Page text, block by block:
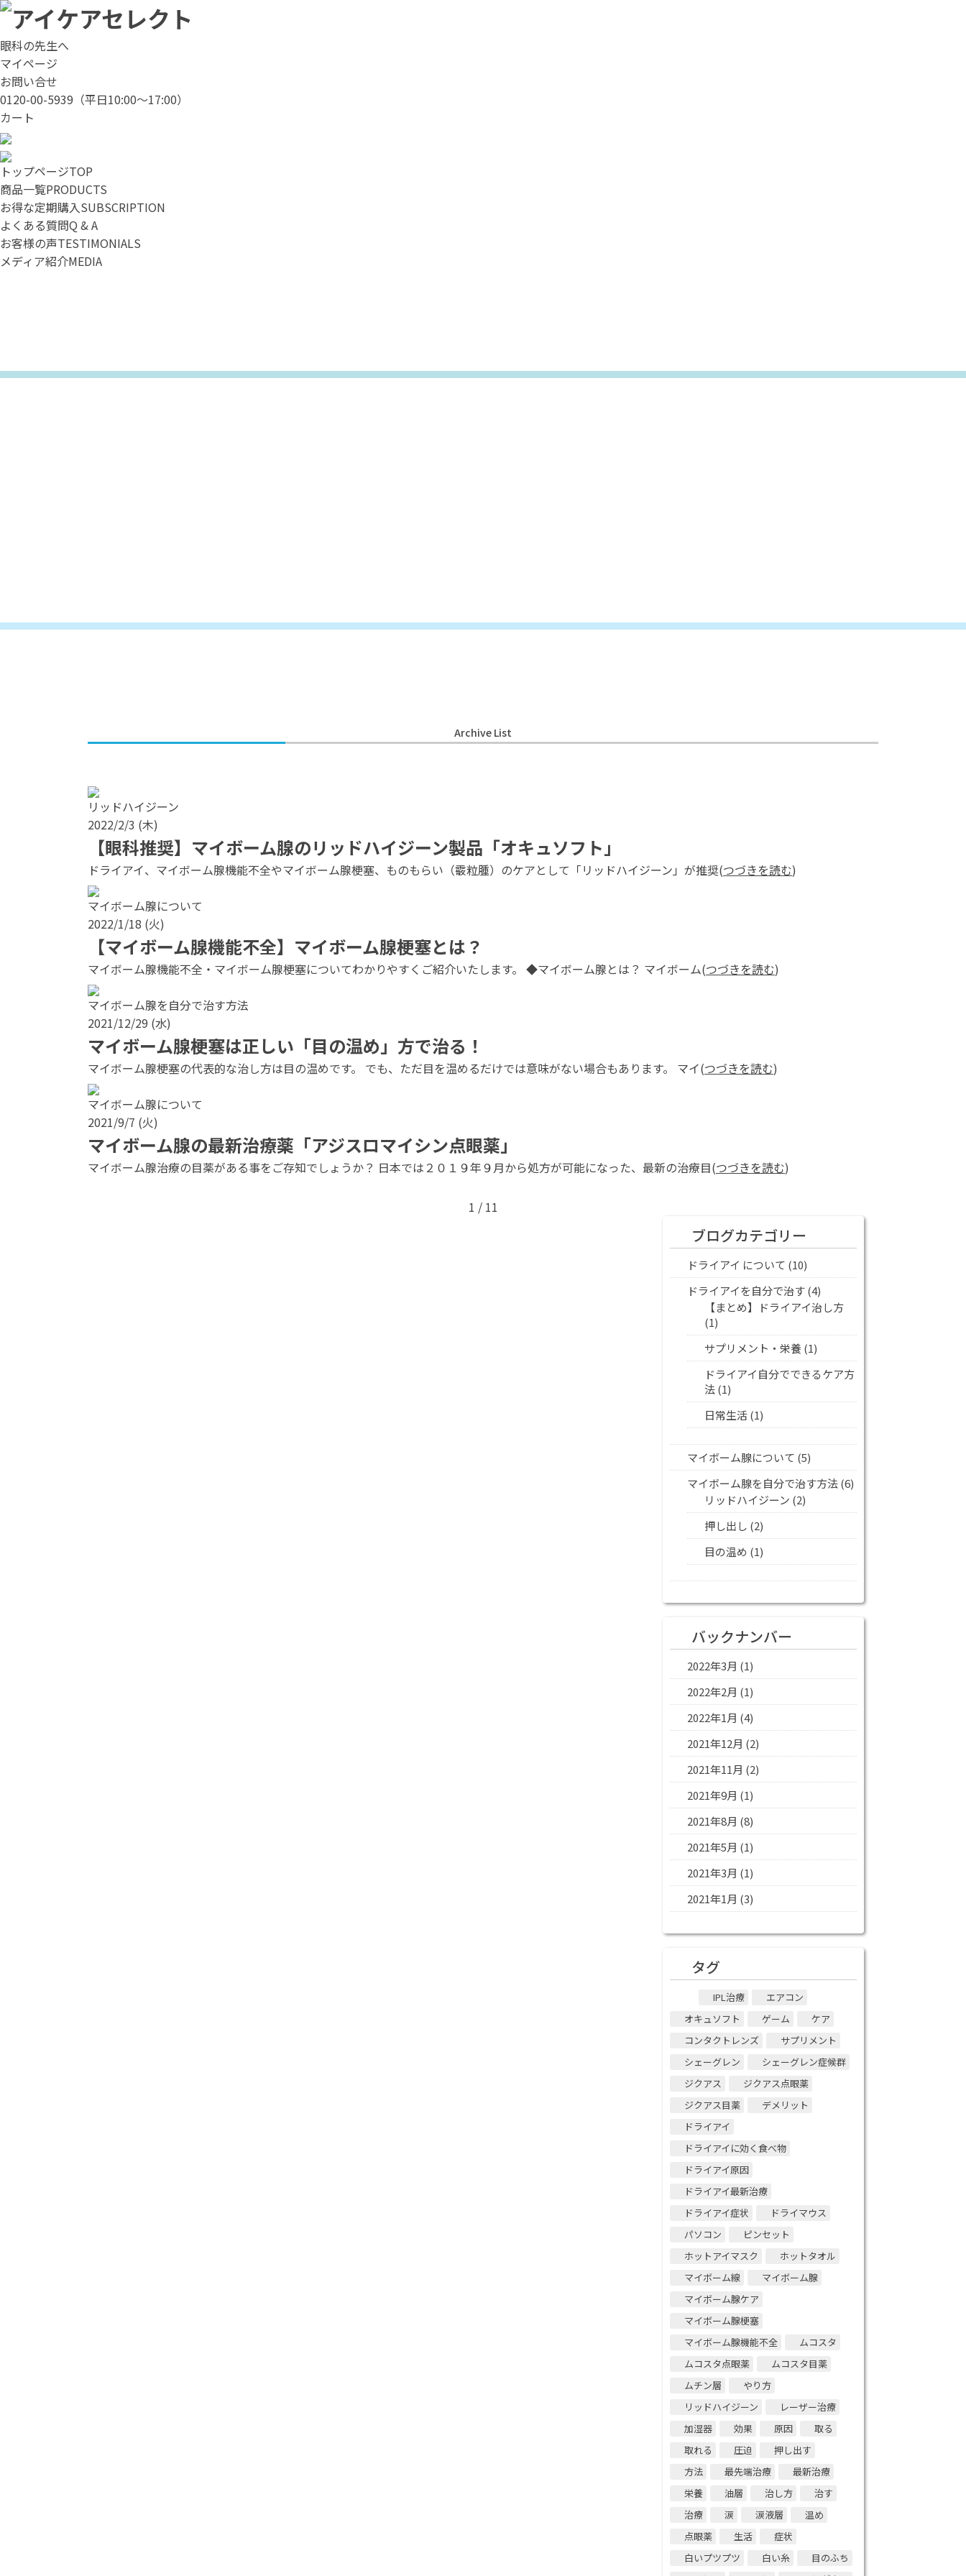
眼科の先生へ
マイページ
お問い合せ
0120-00-5939 （平日10:00～17:00）
カート
トップページTOP
商品一覧PRODUCTS
お得な定期購入SUBSCRIPTION
よくある質問Q & A
お客様の声TESTIMONIALS
メディア紹介MEDIA
Archive List
リッドハイジーン
2022/2/3 (木)
【眼科推奨】マイボーム腺のリッドハイジーン製品「オキュソフト」
ドライアイ、マイボーム腺機能不全やマイボーム腺梗塞、ものもらい（霰粒腫）のケアとして「リッドハイジーン」が推奨(つづきを読む)
マイボーム腺について
2022/1/18 (火)
【マイボーム腺機能不全】マイボーム腺梗塞とは？
マイボーム腺機能不全・マイボーム腺梗塞についてわかりやすくご紹介いたします。 ◆マイボーム腺とは？ マイボーム(つづきを読む)
マイボーム腺を自分で治す方法
2021/12/29 (水)
マイボーム腺梗塞は正しい「目の温め」方で治る！
マイボーム腺梗塞の代表的な治し方は目の温めです。 でも、ただ目を温めるだけでは意味がない場合もあります。 マイ(つづきを読む)
マイボーム腺について
2021/9/7 (火)
マイボーム腺の最新治療薬「アジスロマイシン点眼薬」
マイボーム腺治療の目薬がある事をご存知でしょうか？ 日本では２０１９年９月から処方が可能になった、最新の治療目(つづきを読む)
1 / 11
ブログカテゴリー
ドライアイ について (10)
ドライアイを自分で治す(4)
【まとめ】ドライアイ治し方
(1)
サプリメント・栄養(1)
ドライアイ自分でできるケア方
法(1)
日常生活(1)
マイボーム腺について (5)
マイボーム腺を自分で治す方法(6)
リッドハイジーン (2)
押し出し (2)
目の温め (1)
バックナンバー
2022年3月 (1)
2022年2月 (1)
2022年1月 (4)
2021年12月 (2)
2021年11月 (2)
2021年9月 (1)
2021年8月 (8)
2021年5月 (1)
2021年3月 (1)
2021年1月 (3)
タグ
IPL治療
エアコン
オキュソフト
ゲーム
ケア
コンタクトレンズ
サプリメント
シェーグレン
シェーグレン症候群
ジクアス
ジクアス点眼薬
ジクアス目薬
デメリット
ドライアイ
ドライアイに効く食べ物
ドライアイ原因
ドライアイ最新治療
ドライアイ症状
ドライマウス
パソコン
ピンセット
ホットアイマスク
ホットタオル
マイボーム線
マイボーム腺
マイボーム腺ケア
マイボーム腺梗塞
マイボーム腺機能不全
ムコスタ
ムコスタ点眼薬
ムコスタ目薬
ムチン層
やり方
リッドハイジーン
レーザー治療
加湿器
効果 原因
取る
取れる
圧迫
押し出す
方法
最先端治療
最新治療
栄養
油層 治し方
治す
治療
涙 涙液層
温め
点眼薬
生活
症状
白いプツプツ
白い糸
目のふち